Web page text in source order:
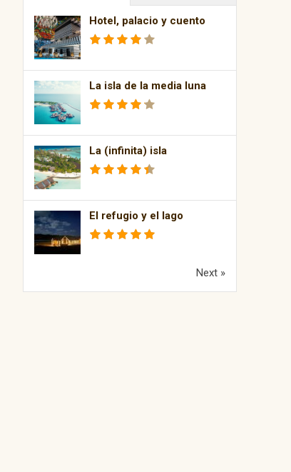
Hotel, palacio y cuento
La isla de la media luna
La (infinita) isla
El refugio y el lago
Next »